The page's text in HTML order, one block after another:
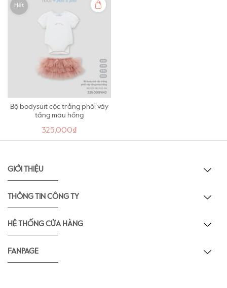
Hết
Bộ bodysuit cộc trắng phối váy
tầng màu hồng
325,000₫
GIỚI THIỆU
THÔNG TIN CÔNG TY
HỆ THỐNG CỬA HÀNG
FANPAGE